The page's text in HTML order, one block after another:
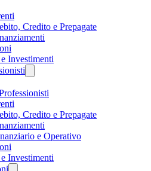
Credito e Prepagate
Investimenti
Credito e Prepagate
e Operativo
Investimenti